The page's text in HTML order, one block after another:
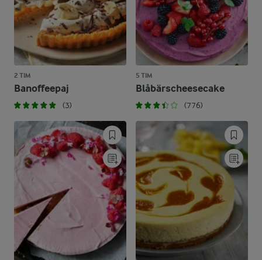
2 TIM
Banoffeepaj
(3)
5 TIM
Blåbärscheesecake
(776)